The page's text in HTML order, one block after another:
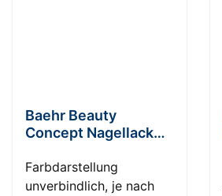
Baehr Beauty
Concept Nagellack
Farbdarstellung
unverbindlich, je nach